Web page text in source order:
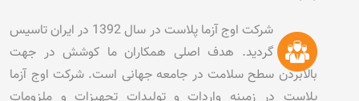
شرکت اوج آزما پلاست در سال 1392 در ایران تاسیس
گردید. هدف اصلی همکاران ما کوشش در جهت
بالابردن سطح سلامت در جامعه جهانی است. شرکت اوج آزما